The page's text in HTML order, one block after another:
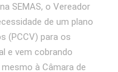
SEMAS, o Vereador
de um plano
(PCCV) para os
e vem cobrando
à Câmara de